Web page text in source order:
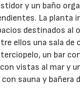
y un baño
La planta
destinados al
ellos una sala de
un bar
vistas al mar y
con sauna y bañera